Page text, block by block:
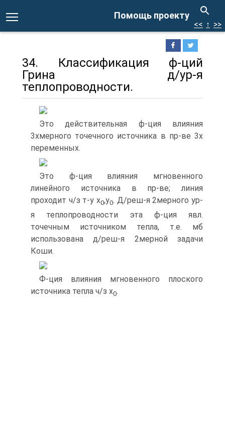
Помощь проекту
<< ↑ >>
34. Классификация ф-ций
Грина д/ур-я
теплопроводности.
Это действительная ф-ция влияния
3хмерного точечного источника в пр-ве 3х
переменных.
Это ф-ция влияния мгновенного
линейного источника в пр-ве; линия
проходит ч/з т-у x0,y0. Д/реш-я 2мерного ур-
я теплопроводности эта ф-ция явл.
точечным источником тепла, т.е. мб
использована д/реш-я 2мерной задачи
Коши.
Ф-ция влияния мгновенного плоского
источника тепла ч/з x0.